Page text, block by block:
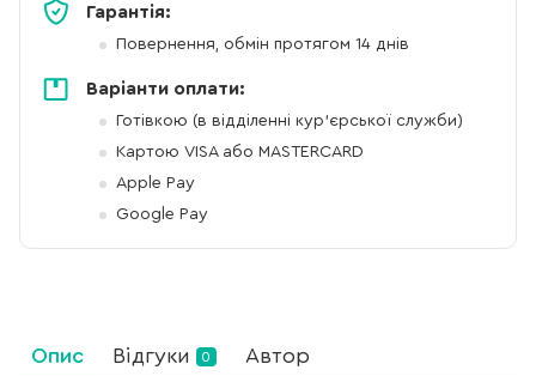
Гарантія:
Повернення, обмін протягом 14 днів
Варіанти оплати:
Готівкою (в відділенні кур'єрської служби)
Картою VISA або MASTERCARD
Apple Pay
Google Pay
Опис Відгуки 0 Автор